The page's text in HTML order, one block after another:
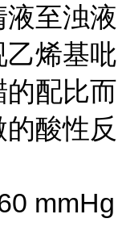
至浊液
烯基吡
配比而
酸性反
mmHg